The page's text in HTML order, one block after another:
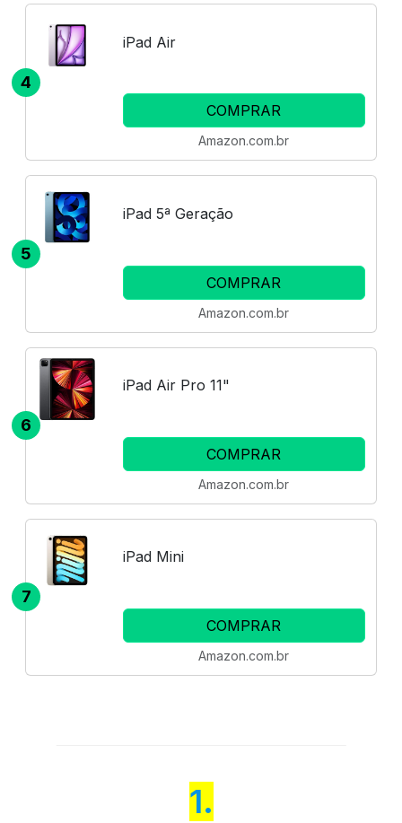
4
iPad Air
COMPRAR
Amazon.com.br
5
iPad 5ª Geração
COMPRAR
Amazon.com.br
6
iPad Air Pro 11"
COMPRAR
Amazon.com.br
7
iPad Mini
COMPRAR
Amazon.com.br
1.